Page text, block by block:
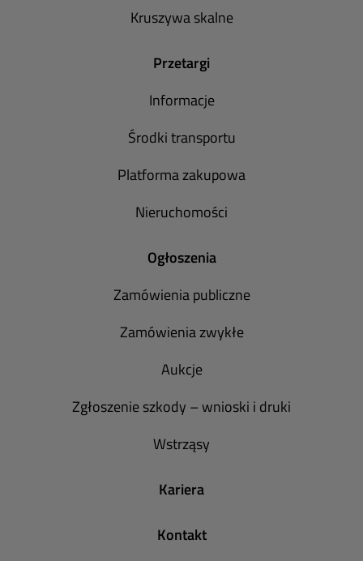
Kruszywa skalne
Przetargi
Informacje
Środki transportu
Platforma zakupowa
Nieruchomości
Ogłoszenia
Zamówienia publiczne
Zamówienia zwykłe
Aukcje
Zgłoszenie szkody – wnioski i druki
Wstrząsy
Kariera
Kontakt